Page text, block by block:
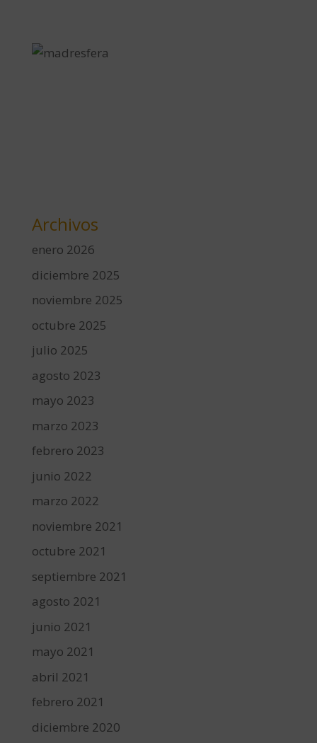
Archivos
enero 2026
diciembre 2025
noviembre 2025
octubre 2025
julio 2025
agosto 2023
mayo 2023
marzo 2023
febrero 2023
junio 2022
marzo 2022
noviembre 2021
octubre 2021
septiembre 2021
agosto 2021
junio 2021
mayo 2021
abril 2021
febrero 2021
diciembre 2020